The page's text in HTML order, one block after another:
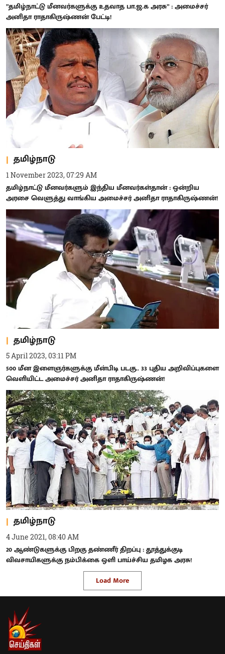
”தமிழ்நாட்டு மீனவர்களுக்கு உதவாத பா.ஜ.க அரசு” : அமைச்சர்
அனிதா ராதாகிருஷ்ணன் பேட்டி!
தமிழ்நாடு
1 November 2023, 07:29 AM
தமிழ்நாட்டு மீனவர்களும் இந்திய மீனவர்கள்தான் : ஒன்றிய
அரசை வெளுத்து வாங்கிய அமைச்சர் அனிதா ராதாகிருஷ்ணன்!
தமிழ்நாடு
5 April 2023, 03:11 PM
500 மீன இளைஞர்களுக்கு மீன்பிடி படகு.. 33 புதிய அறிவிப்புகளை
வெளியிட்ட அமைச்சர் அனிதா ராதாகிருஷ்ணன்!
தமிழ்நாடு
4 June 2021, 08:40 AM
20 ஆண்டுகளுக்கு பிறகு தண்ணீர் திறப்பு : தூத்துக்குடி
விவசாயிகளுக்கு நம்பிக்கை ஒளி பாய்ச்சிய தமிழக அரசு!
Load More